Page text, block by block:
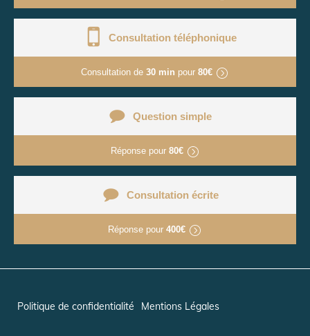
Consultation téléphonique
Consultation de 30 min pour 80€
Question simple
Réponse pour 80€
Consultation écrite
Réponse pour 400€
Politique de confidentialité Mentions Légales